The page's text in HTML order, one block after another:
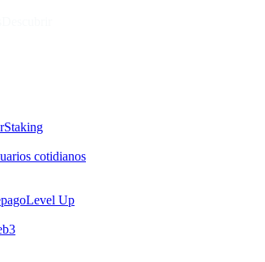
Staking
cotidianos
Level Up